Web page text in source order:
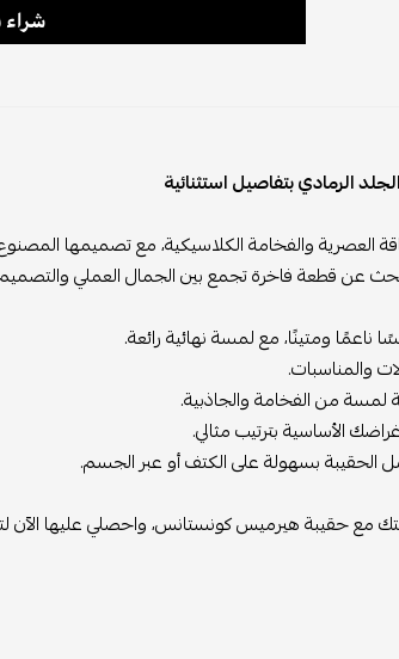
الرمادي بتفاصيل استثنائية
تبحث عن قطعة فاخرة تجمع بين الجمال العملي
ناعمًا ومتينًا، مع لمسة نهائية رائعة.
والمناسبات.
لمسة من الفخامة والجاذبية.
الأساسية بترتيب مثالي.
الحقيبة بسهولة على الكتف أو عبر الجسم.
مع حقيبة هيرميس كونستانس، واحصلي عليها الآن